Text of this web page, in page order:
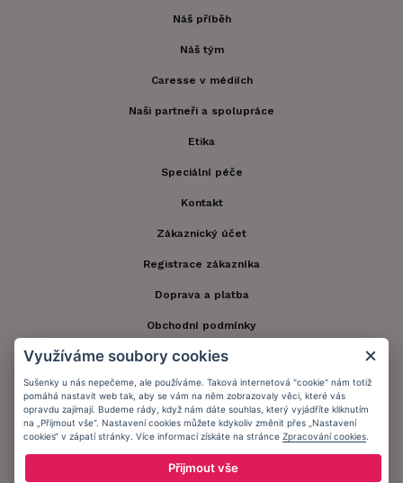
Náš příběh
Náš tým
Caresse v médiích
Naši partneři a spolupráce
Etika
Speciální péče
Kontakt
Zákaznický účet
Registrace zákazníka
Doprava a platba
Obchodní podmínky
Ochrana osobních údajů
Informační memorandum
Zůstaňte s námi v kontaktu.
Využíváme soubory cookies
Sušenky u nás nepečeme, ale používáme. Taková internetová "cookie" nám totiž
pomáhá nastavit web tak, aby se vám na něm zobrazovaly věci, které vás
opravdu zajímají. Budeme rády, když nám dáte souhlas, který vyjádříte kliknutím
na „Přijmout vše“. Nastavení cookies můžete kdykoliv změnit přes „Nastavení
cookies“ v zápatí stránky. Více informací získáte na stránce Zpracování cookies
Přijmout vše